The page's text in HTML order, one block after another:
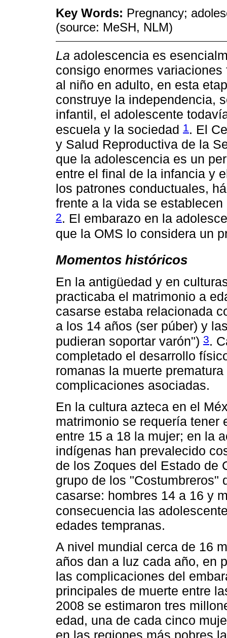
Key Words: Pregnancy;
(source: MeSH, NLM)
La adolescencia es
consigo enormes
al niño en adulto, en esta
construye la independencia,
infantil, el adolescente
escuela y la sociedad 1. El
y Salud Reproductiva de la
que la adolescencia es un
entre el final de la infancia y
los patrones conductuales,
frente a la vida se
2. El embarazo en la
que la OMS lo considera un
Momentos históricos
En la antigüedad y en
practicaba el matrimonio a
casarse estaba relacionada
a los 14 años (ser púber) y
pudieran soportar varón") 3.
completado el desarrollo
romanas la muerte
complicaciones asociadas.
En la cultura azteca en el
matrimonio se requería tener
entre 15 a 18 la mujer; en la
indígenas han prevalecido
de los Zoques del Estado de
grupo de los "Costumbreros"
casarse: hombres 14 a 16 y
consecuencia las
edades tempranas.
A nivel mundial cerca de 16
años dan a luz cada año, en
las complicaciones del
principales de muerte entre
2008 se estimaron tres
edad, una de cada cinco
en las regiones más pobres